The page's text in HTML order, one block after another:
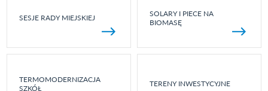
SESJE RADY MIEJSKIEJ
SOLARY I PIECE NA
BIOMASĘ
TERMOMODERNIZACJA
SZKÓŁ
TERENY INWESTYCYJNE